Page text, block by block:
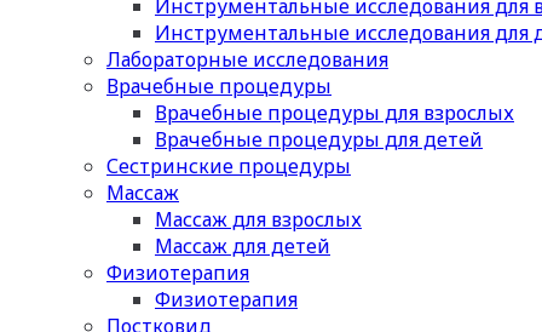
Инструментальные исследования для
Инструментальные исследования для
Лабораторные исследования
Врачебные процедуры
Врачебные процедуры для взрослых
Врачебные процедуры для детей
Сестринские процедуры
Массаж
Массаж для взрослых
Массаж для детей
Физиотерапия
Физиотерапия
Постковид